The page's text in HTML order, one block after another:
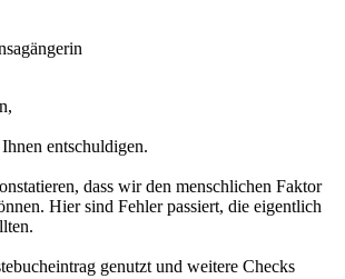
entschuldigen.
dass wir den menschlichen Faktor
Hier sind Fehler passiert, die eigentlich
genutzt und weitere Checks